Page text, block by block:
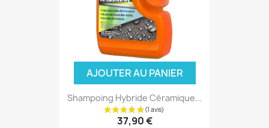
AJOUTER AU PANIER
Shampoing Hybride Céramique...
37,90 €